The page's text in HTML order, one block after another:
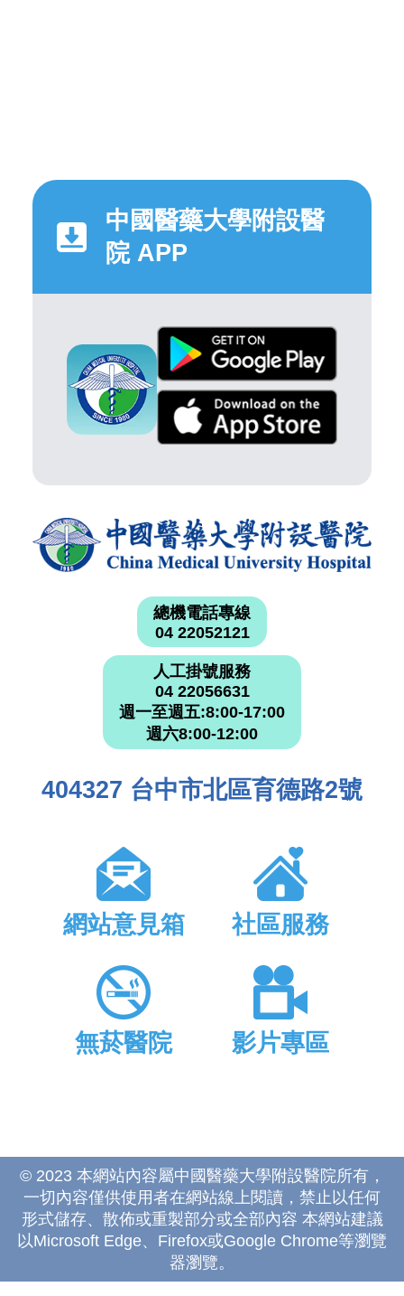
中國醫藥大學附設醫
院 APP
總機電話專線
04 22052121
人工掛號服務
04 22056631
週一至週五:8:00-17:00
週六8:00-12:00
404327 台中市北區育德路2號
網站意見箱 社區服務
無菸醫院 影片專區
© 2023 本網站內容屬中國醫藥大學附設醫院所有，
一切內容僅供使用者在網站線上閱讀，禁止以任何
形式儲存、散佈或重製部分或全部內容 本網站建議
以Microsoft Edge、Firefox或Google Chrome等瀏覽
器瀏覽。